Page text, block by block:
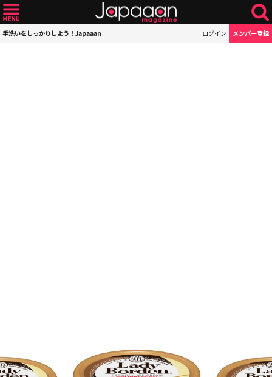
手洗いをしっかりしよう！Japaaan ログイン メンバー登録